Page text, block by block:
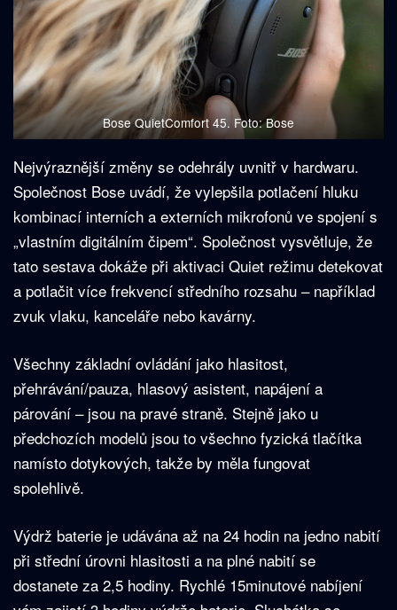
Bose QuietComfort 45. Foto: Bose
Nejvýraznější změny se odehrály uvnitř v hardwaru.
Společnost Bose uvádí, že vylepšila potlačení hluku
kombinací interních a externích mikrofonů ve spojení s
„vlastním digitálním čipem“. Společnost vysvětluje, že
tato sestava dokáže při aktivaci Quiet režimu detekovat
a potlačit více frekvencí středního rozsahu – například
zvuk vlaku, kanceláře nebo kavárny.
Všechny základní ovládání jako hlasitost,
přehrávání/pauza, hlasový asistent, napájení a
párování – jsou na pravé straně. Stejně jako u
předchozích modelů jsou to všechno fyzická tlačítka
namísto dotykových, takže by měla fungovat
spolehlivě.
Výdrž baterie je udávána až na 24 hodin na jedno nabití
při střední úrovni hlasitosti a na plné nabití se
dostanete za 2,5 hodiny. Rychlé 15minutové nabíjení